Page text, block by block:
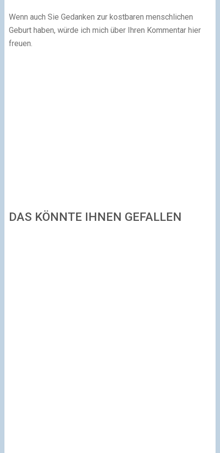
Wenn auch Sie Gedanken zur kostbaren menschlichen
Geburt haben, würde ich mich über Ihren Kommentar hier
freuen.
DAS KÖNNTE IHNEN GEFALLEN